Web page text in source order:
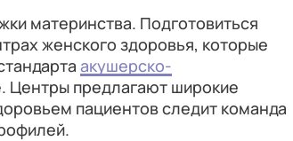
материнства. Подготовиться
женского здоровья, которые
акушерско-
Центры предлагают широкие
пациентов следит команда